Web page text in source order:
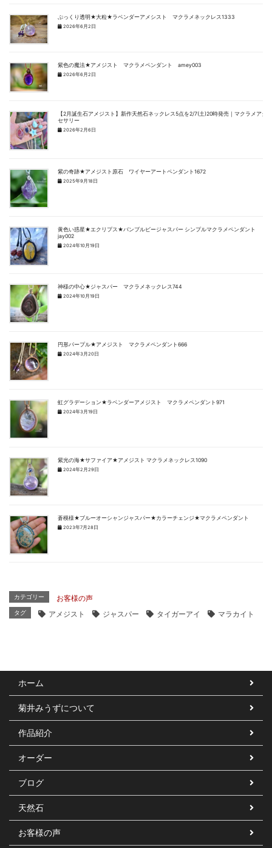
ぷっくり透明★大粒★ラベンダーアメシスト マクラメネックレス1333
2026年6月2日
紫色の魔法★アメジスト マクラメペンダント amey003
2026年6月2日
【2月誕生石アメジスト】新作天然石ネックレス5点を2/7(土)20時発売｜マクラメアク
セサリー
2026年2月6日
紫の奇跡★アメジスト原石 ワイヤーアートペンダント1672
2025年9月18日
黄色い惑星★エクリプス★バンブルビージャスパー シンプルマクラメペンダント
jay002
2024年10月19日
神様の中心★ジャスパー マクラメネックレス744
2024年10月19日
円形パープル★アメジスト マクラメペンダント666
2024年3月20日
虹グラデーション★ラベンダーアメジスト マクラメペンダント971
2024年3月19日
紫光の海★サファイア★アメジスト マクラメネックレス1090
2024年2月29日
蒼模様★ブルーオーシャンジャスパー★カラーチェンジ★マクラメペンダント
2023年7月28日
カテゴリー お客様の声
タグ アメジスト ジャスパー タイガーアイ マラカイト
ホーム
菊井みうずについて
作品紹介
オーダー
ブログ
天然石
お客様の声